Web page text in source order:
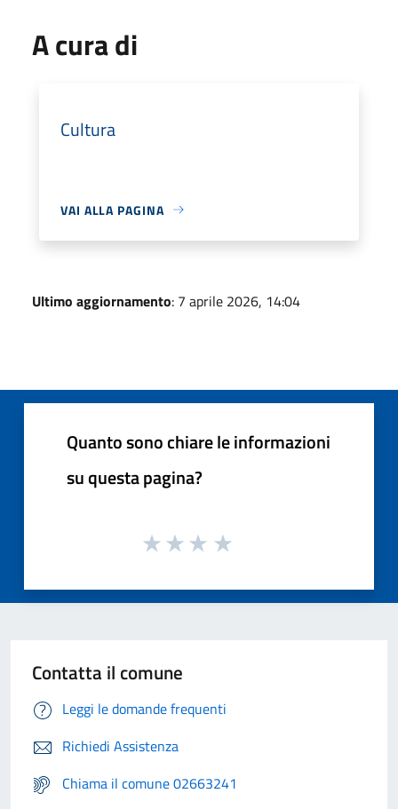
A cura di
Cultura
VAI ALLA PAGINA
Ultimo aggiornamento: 7 aprile 2026, 14:04
Quanto sono chiare le informazioni
su questa pagina?
Contatta il comune
Leggi le domande frequenti
Richiedi Assistenza
Chiama il comune 02663241